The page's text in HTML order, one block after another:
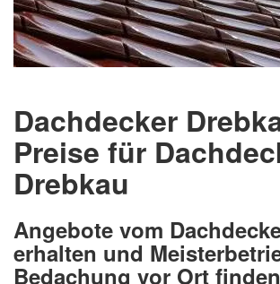
Dachdecker
Preise für
Drebkau
Angebote vom
erhalten und
Bedachung vor Ort finden